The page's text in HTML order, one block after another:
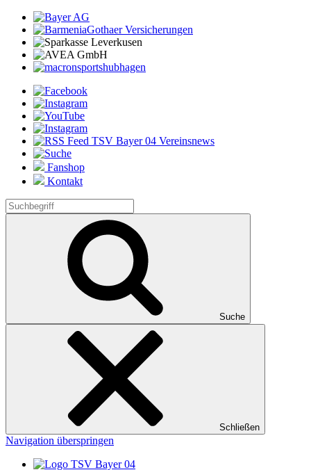
Fanshop
Kontakt
Suche
Schließen
Navigation überspringen